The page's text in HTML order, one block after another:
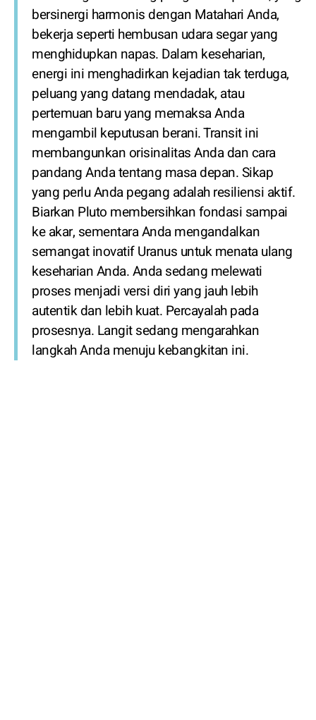
bersinergi harmonis dengan Matahari Anda,
bekerja seperti hembusan udara segar yang
menghidupkan napas. Dalam keseharian,
energi ini menghadirkan kejadian tak terduga,
peluang yang datang mendadak, atau
pertemuan baru yang memaksa Anda
mengambil keputusan berani. Transit ini
membangunkan orisinalitas Anda dan cara
pandang Anda tentang masa depan. Sikap
yang perlu Anda pegang adalah resiliensi aktif.
Biarkan Pluto membersihkan fondasi sampai
ke akar, sementara Anda mengandalkan
semangat inovatif Uranus untuk menata ulang
keseharian Anda. Anda sedang melewati
proses menjadi versi diri yang jauh lebih
autentik dan lebih kuat. Percayalah pada
prosesnya. Langit sedang mengarahkan
langkah Anda menuju kebangkitan ini.